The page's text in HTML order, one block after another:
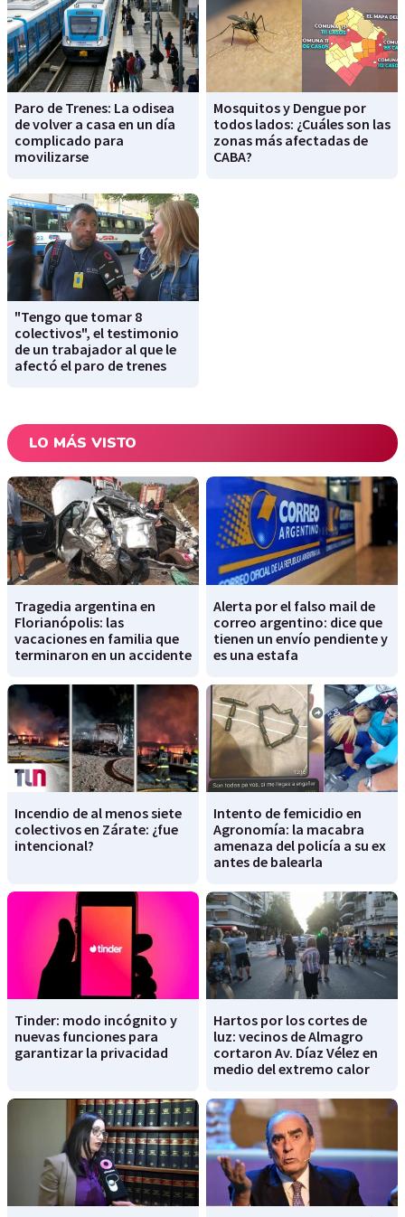
Paro de Trenes: La odisea
de volver a casa en un día
complicado para
movilizarse
Mosquitos y Dengue por
todos lados: ¿Cuáles son las
zonas más afectadas de
CABA?
"Tengo que tomar 8
colectivos", el testimonio
de un trabajador al que le
afectó el paro de trenes
LO MÁS VISTO
Tragedia argentina en
Florianópolis: las
vacaciones en familia que
terminaron en un accidente
Alerta por el falso mail de
correo argentino: dice que
tienen un envío pendiente y
es una estafa
Incendio de al menos siete
colectivos en Zárate: ¿fue
intencional?
Intento de femicidio en
Agronomía: la macabra
amenaza del policía a su ex
antes de balearla
Tinder: modo incógnito y
nuevas funciones para
garantizar la privacidad
Hartos por los cortes de
luz: vecinos de Almagro
cortaron Av. Díaz Vélez en
medio del extremo calor